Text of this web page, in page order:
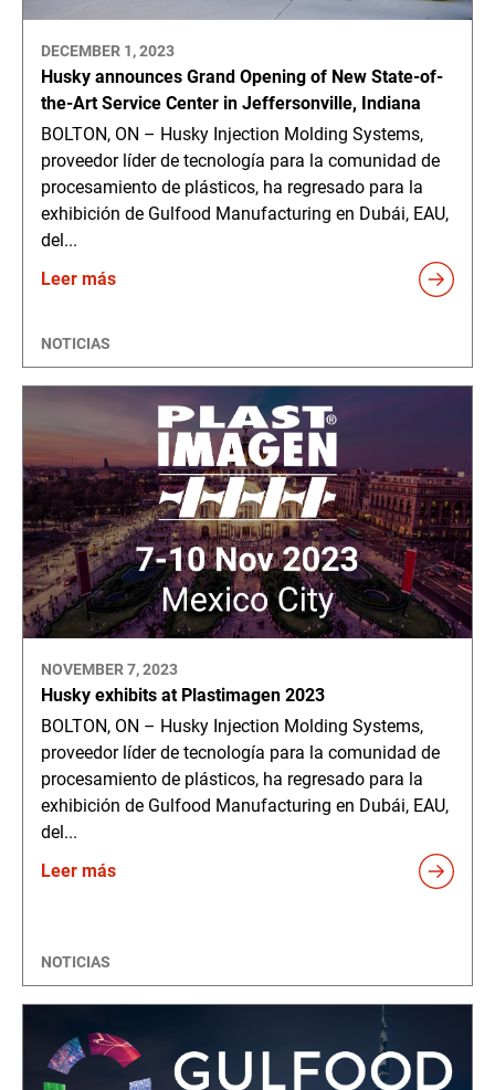
DECEMBER 1, 2023
Husky announces Grand Opening of New State-of-
the-Art Service Center in Jeffersonville, Indiana
BOLTON, ON – Husky Injection Molding Systems,
proveedor líder de tecnología para la comunidad de
procesamiento de plásticos, ha regresado para la
exhibición de Gulfood Manufacturing en Dubái, EAU,
del...
Leer más
NOTICIAS
NOVEMBER 7, 2023
Husky exhibits at Plastimagen 2023
BOLTON, ON – Husky Injection Molding Systems,
proveedor líder de tecnología para la comunidad de
procesamiento de plásticos, ha regresado para la
exhibición de Gulfood Manufacturing en Dubái, EAU,
del...
Leer más
NOTICIAS